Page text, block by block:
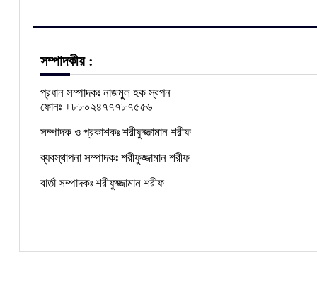
সম্পাদকীয় :
প্রধান সম্পাদকঃ নাজমুল হক স্বপন
ফোনঃ +৮৮০২৪৭৭৭৮৭৫৫৬
সম্পাদক ও প্রকাশকঃ শরীফুজ্জামান শরীফ
ব্যবস্থাপনা সম্পাদকঃ শরীফুজ্জামান শরীফ
বার্তা সম্পাদকঃ শরীফুজ্জামান শরীফ